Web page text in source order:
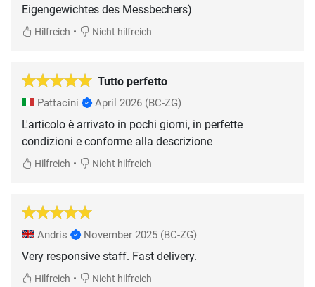
Eigengewichtes des Messbechers)
Hilfreich • Nicht hilfreich
Tutto perfetto
Pattacini April 2026 (BC-ZG)
L'articolo è arrivato in pochi giorni, in perfette
condizioni e conforme alla descrizione
Hilfreich • Nicht hilfreich
Andris November 2025 (BC-ZG)
Very responsive staff. Fast delivery.
Hilfreich • Nicht hilfreich